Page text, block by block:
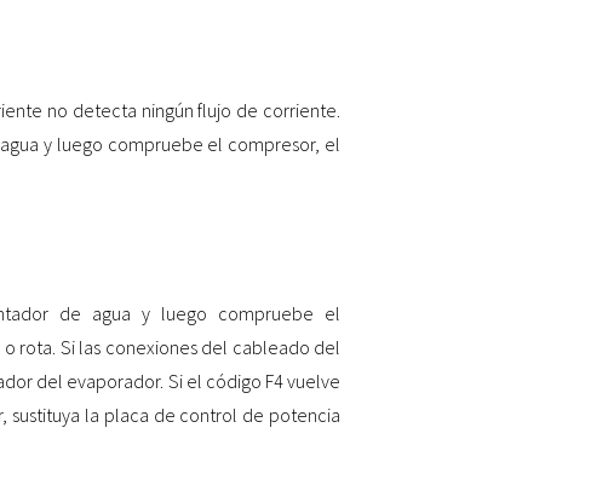
no detecta ningún flujo de corriente.
y luego compruebe el compresor, el
de agua y luego compruebe el
rota. Si las conexiones del cableado del
del evaporador. Si el código F4 vuelve
sustituya la placa de control de potencia